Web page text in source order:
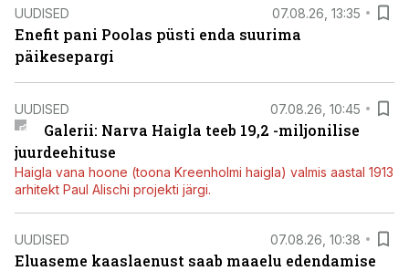
UUDISED 07.08.26, 13:35
Enefit pani Poolas püsti enda suurima
päikesepargi
UUDISED 07.08.26, 10:45
Galerii: Narva Haigla teeb 19,2 -miljonilise
juurdeehituse
Haigla vana hoone (toona Kreenholmi haigla) valmis aastal 1913
arhitekt Paul Alischi projekti järgi.
UUDISED 07.08.26, 10:38
Eluaseme kaaslaenust saab maaelu edendamise